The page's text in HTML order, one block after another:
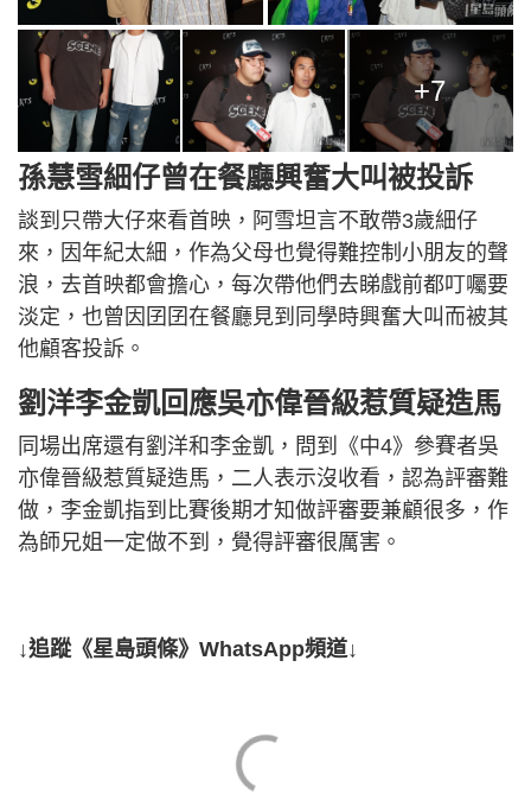
+7
孫慧雪細仔曾在餐廳興奮大叫被投訴
談到只帶大仔來看首映，阿雪坦言不敢帶3歲細仔
來，因年紀太細，作為父母也覺得難控制小朋友的聲
浪，去首映都會擔心，每次帶他們去睇戲前都叮囑要
淡定，也曾因囝囝在餐廳見到同學時興奮大叫而被其
他顧客投訴。
劉洋李金凱回應吳亦偉晉級惹質疑造馬
同場出席還有劉洋和李金凱，問到《中4》參賽者吳
亦偉晉級惹質疑造馬，二人表示沒收看，認為評審難
做，李金凱指到比賽後期才知做評審要兼顧很多，作
為師兄姐一定做不到，覺得評審很厲害。
↓追蹤《星島頭條》WhatsApp頻道↓